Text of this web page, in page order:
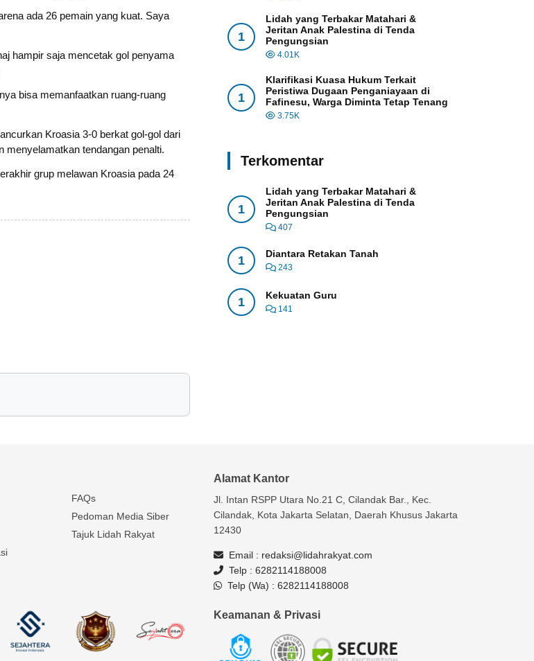
ada 26 pemain yang kuat. Saya
hampir saja mencetak gol penyama
bisa memanfaatkan ruang-ruang
Kroasia 3-0 berkat gol-gol dari
menyelamatkan tendangan penalti.
grup melawan Kroasia pada 24
1
Lidah yang Terbakar Matahari &
Jeritan Anak Palestina di Tenda
Pengungsian
4.01K
1
Klarifikasi Kuasa Hukum Terkait
Peristiwa Dugaan Penganiayaan di
Fafinesu, Warga Diminta Tetap Tenang
3.75K
Terkomentar
1
Lidah yang Terbakar Matahari &
Jeritan Anak Palestina di Tenda
Pengungsian
407
1 Diantara Retakan Tanah
243
1 Kekuatan Guru
141
FAQs
Pedoman Media Siber
Tajuk Lidah Rakyat
Alamat Kantor
Jl. Intan RSPP Utara No.21 C, Cilandak Bar., Kec.
Cilandak, Kota Jakarta Selatan, Daerah Khusus Jakarta
12430
Email : redaksi@lidahrakyat.com
Telp : 6282114188008
Telp (Wa) : 6282114188008
Keamanan & Privasi